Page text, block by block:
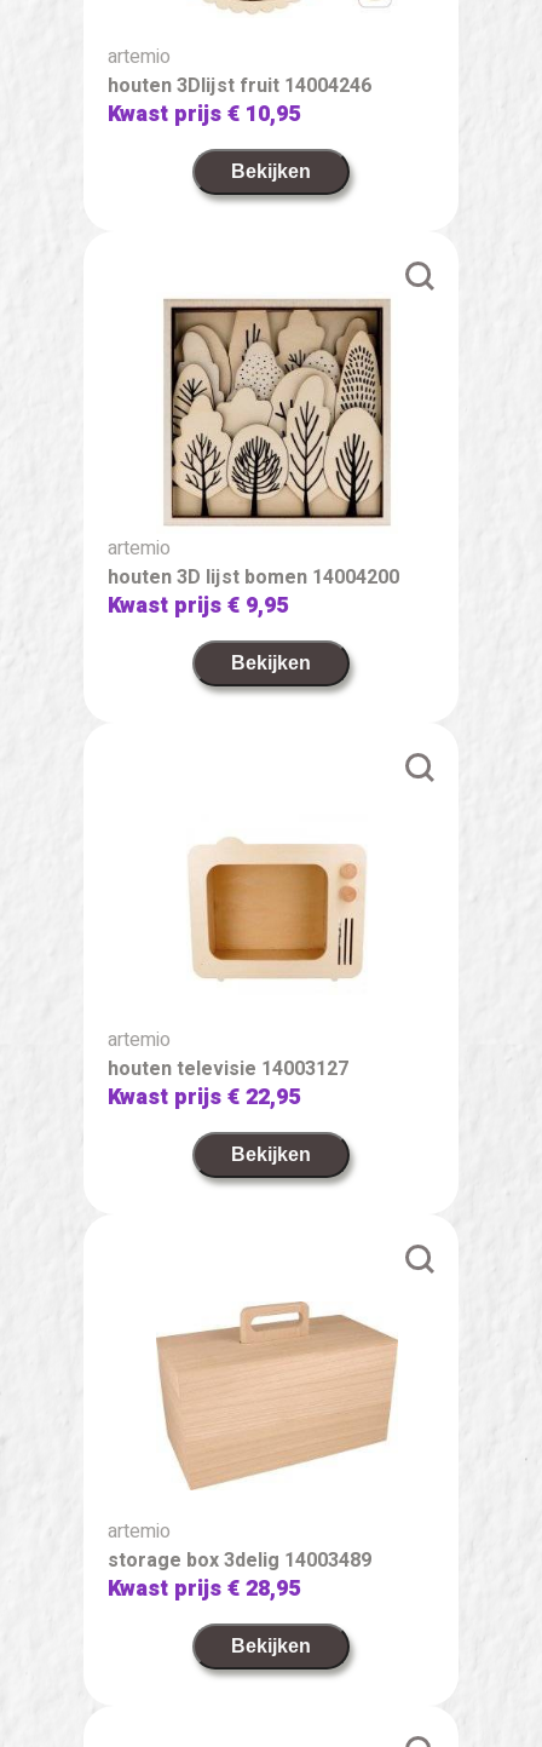
artemio
houten 3Dlijst fruit 14004246
Kwast prijs€ 10,95
Bekijken
artemio
houten 3D lijst bomen 14004200
Kwast prijs€ 9,95
Bekijken
artemio
houten televisie 14003127
Kwast prijs€ 22,95
Bekijken
artemio
storage box 3delig 14003489
Kwast prijs€ 28,95
Bekijken